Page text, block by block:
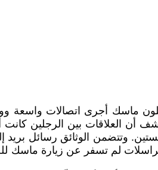
ماسك أجرى اتصالات واسعة
أن العلاقات بين الرجلين
وتتضمن الوثائق رسائل
المراسلات لم تسفر عن زيارة